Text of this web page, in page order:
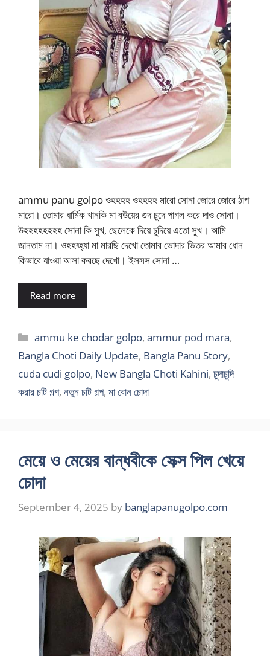
ammu panu golpo ওহহহহ ওহহহহ মারো সোনা জোরে জোরে ঠাপ
মারো। তোমার ধার্মিক খানকি মা বউয়ের গুদ চুদে পাগল করে দাও সোনা।
উহহহহহহহহ সোনা কি সুখ, ছেলেকে দিয়ে চুদিয়ে এতো সুখ। আমি
জানতাম না। ওহহহ্হ্যা মা মারছি দেখো তোমার ভোদার ভিতর আমার ধোন
কিভাবে যাওয়া আসা করছে দেখো। ইসসস সোনা …
Read more
Categories
ammu ke chodar golpo,ammur pod mara,
Bangla Choti Daily Update, Bangla Panu Story,
cuda cudi golpo, New Bangla Choti Kahini, চুদাচুদি
করার চটি গল্প, নতুন চটি গল্প, মা বোন চোদা
মেয়ে ও মেয়ের বান্ধবীকে সেক্স পিল খেয়ে
চোদা
September 4, 2025 by banglapanugolpo.com